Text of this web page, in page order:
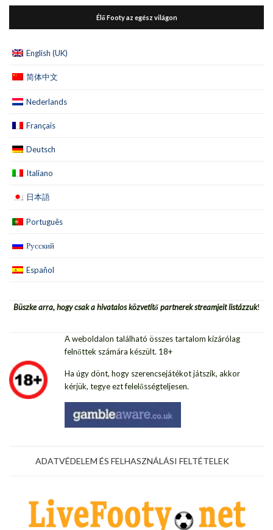
Élő Footy az egész világon
English (UK)
简体中文
Nederlands
Français
Deutsch
Italiano
日本語
Português
Русский
Español
Büszke arra, hogy csak a hivatalos közvetítő partnerek streamjeit listázzuk!
A weboldalon található összes tartalom kizárólag
felnőttek számára készült. 18+
Ha úgy dönt, hogy szerencsejátékot játszik, akkor
kérjük, tegye ezt felelősségteljesen.
ADATVÉDELEM ÉS FELHASZNÁLÁSI FELTÉTELEK